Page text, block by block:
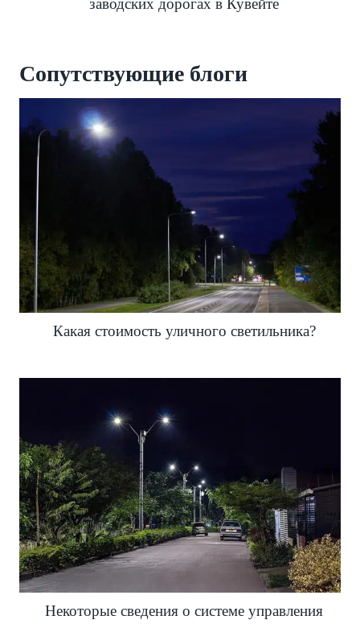
заводских дорогах в Кувейте
Сопутствующие блоги
Какая стоимость уличного светильника?
Некоторые сведения о системе управления